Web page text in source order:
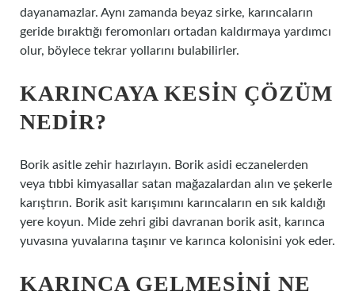
dayanamazlar. Aynı zamanda beyaz sirke, karıncaların
geride bıraktığı feromonları ortadan kaldırmaya yardımcı
olur, böylece tekrar yollarını bulabilirler.
KARINCAYA KESIN ÇÖZÜM
NEDIR?
Borik asitle zehir hazırlayın. Borik asidi eczanelerden
veya tıbbi kimyasallar satan mağazalardan alın ve şekerle
karıştırın. Borik asit karışımını karıncaların en sık kaldığı
yere koyun. Mide zehri gibi davranan borik asit, karınca
yuvasına yuvalarına taşınır ve karınca kolonisini yok eder.
KARINCA GELMESINI NE